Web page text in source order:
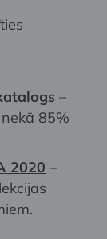
–
85%
2020 –